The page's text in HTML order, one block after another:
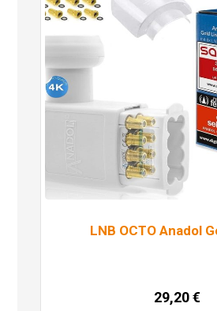
LNB OCTO Anadol
29,20€
Dodaj u